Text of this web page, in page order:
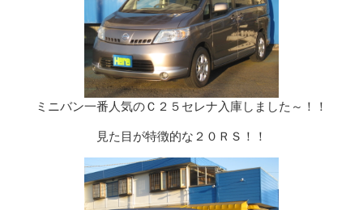
ミニバン一番人気のＣ２５セレナ入庫しました～！！
見た目が特徴的な２０ＲＳ！！